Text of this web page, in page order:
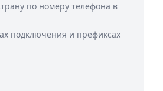
по номеру телефона в
подключения и префиксах